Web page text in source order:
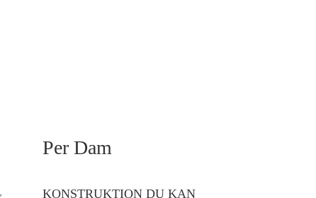
Per Dam
KONSTRUKTION DU KAN